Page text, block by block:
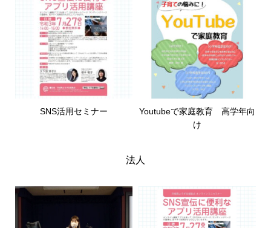
SNS活用セミナー
Youtubeで家庭教育 高学年向
け
法人